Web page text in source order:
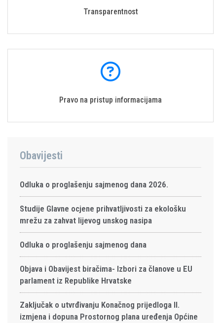
Transparentnost
Pravo na pristup informacijama
Obavijesti
Odluka o proglašenju sajmenog dana 2026.
Studije Glavne ocjene prihvatljivosti za ekološku
mrežu za zahvat lijevog unskog nasipa
Odluka o proglašenju sajmenog dana
Objava i Obavijest biračima- Izbori za članove u EU
parlament iz Republike Hrvatske
Zaključak o utvrđivanju Konačnog prijedloga II.
izmjena i dopuna Prostornog plana uređenja Općine